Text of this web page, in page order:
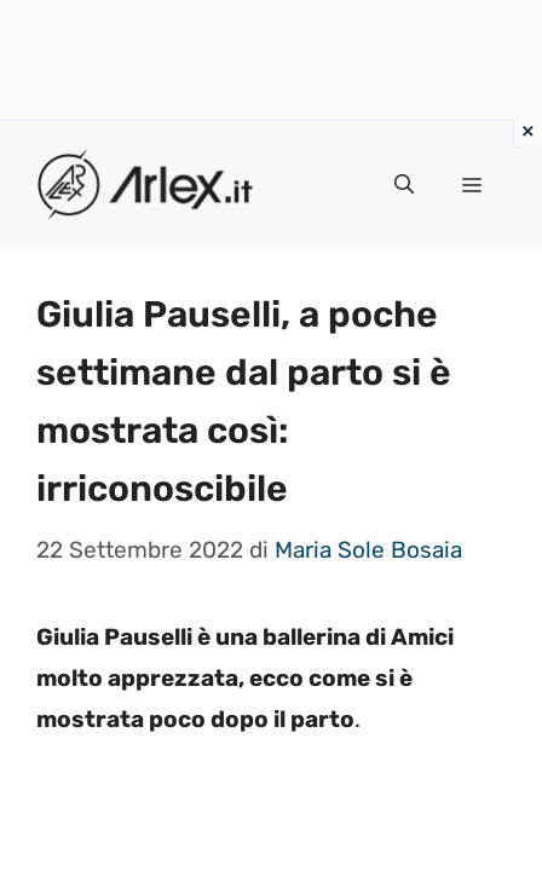
contenuto
Menu
Giulia Pauselli, a poche
settimane dal parto si è
mostrata così:
irriconoscibile
22 Settembre 2022 di Maria Sole Bosaia
Giulia Pauselli è una ballerina di Amici
molto apprezzata, ecco come si è
mostrata poco dopo il parto.